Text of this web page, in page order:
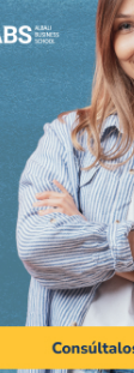
de
reservados
Políticas de
F.
Canal